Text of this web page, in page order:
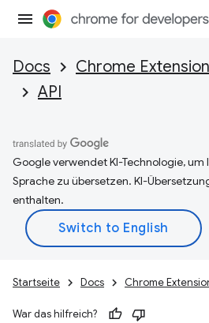
Docs Chrome
API
Google verwendet KI-Technologie,
Sprache zu übersetzen. KI-
enthalten.
Startseite Docs Chrome
War das hilfreich?